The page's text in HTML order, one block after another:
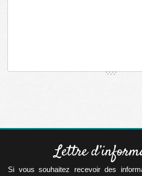
Lettre
Si vous souhaitez recevoir des